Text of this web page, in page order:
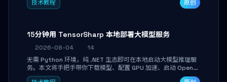
状态丢失等常见坑点。
技术教程 原创
15分钟用 TensorSharp 本地部署大模型服务
2026-08-04
14
无需 Python 环境，纯 .NET 生态即可在本地启动大模型推理服
务。本文将手把手带你下载模型、配置 GPU 加速、启动 OpenAI
兼容 API，并在 C# 业务代码中无缝调用。数据不出网，零门槛